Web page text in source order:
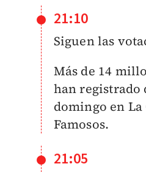
21:10
Siguen las
Más de 14
han registrado
domingo en La
Famosos.
21:05